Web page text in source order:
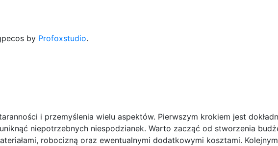
by Profoxstudio.
i przemyślenia wielu aspektów. Pierwszym krokiem jest
niepotrzebnych niespodzianek. Warto zacząć od stworzenia
robocizną oraz ewentualnymi dodatkowymi kosztami.